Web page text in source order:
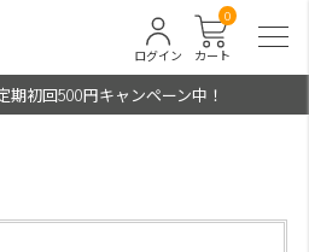
カート
0
ログイン
期初回500円キャンペーン中！